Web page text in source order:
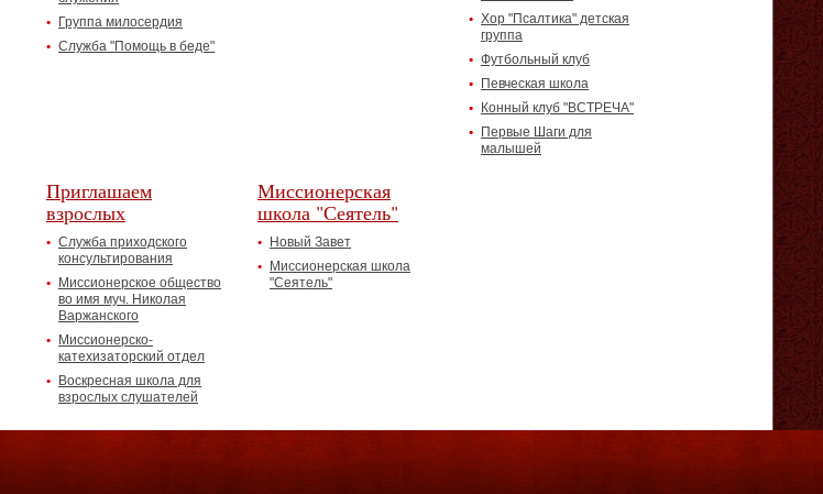
Группа милосердия
Служба "Помощь в беде"
Хор "Псалтика" детская
группа
Футбольный клуб
Певческая школа
Конный клуб "ВСТРЕЧА"
Первые Шаги для
малышей
Приглашаем
взрослых
Служба приходского
консультирования
Миссионерское общество
во имя муч. Николая
Варжанского
Миссионерско-
катехизаторский отдел
Воскресная школа для
взрослых слушателей
Миссионерская
школа "Сеятель"
Новый Завет
Миссионерская школа
"Сеятель"